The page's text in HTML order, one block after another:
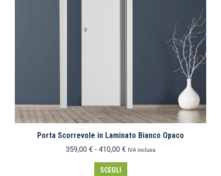
Porta Scorrevole in Laminato Bianco Opaco
359,00 € - 410,00 € IVA inclusa
SCEGLI